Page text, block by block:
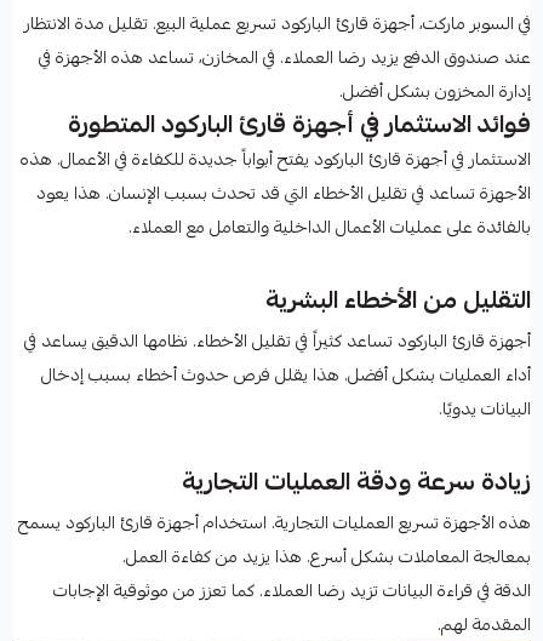
في السوبر ماركت، أجهزة قارئ الباركود تسريع عملية البيع. تقليل مدة الانتظار
عند صندوق الدفع يزيد رضا العملاء. في المخازن، تساعد هذه الأجهزة في
إدارة المخزون بشكل أفضل.
فوائد الاستثمار في أجهزة قارئ الباركود المتطورة
الاستثمار في أجهزة قارئ الباركود يفتح أبواباً جديدة للكفاءة في الأعمال. هذه
الأجهزة تساعد في تقليل الأخطاء التي قد تحدث بسبب الإنسان. هذا يعود
بالفائدة على عمليات الأعمال الداخلية والتعامل مع العملاء.
التقليل من الأخطاء البشرية
أجهزة قارئ الباركود تساعد كثيراً في تقليل الأخطاء. نظامها الدقيق يساعد في
أداء العمليات بشكل أفضل. هذا يقلل فرص حدوث أخطاء بسبب إدخال
البيانات يدويًا.
زيادة سرعة ودقة العمليات التجارية
هذه الأجهزة تسريع العمليات التجارية. استخدام أجهزة قارئ الباركود يسمح
بمعالجة المعاملات بشكل أسرع. هذا يزيد من كفاءة العمل.
الدقة في قراءة البيانات تزيد رضا العملاء. كما تعزز من موثوقية الإجابات
المقدمة لهم.